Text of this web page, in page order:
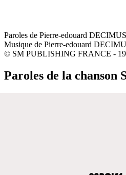
Paroles de Pierre-edouard DECIMUS
Musique de Pierre-edouard
© SM PUBLISHING FRANCE -
Paroles de la chanson